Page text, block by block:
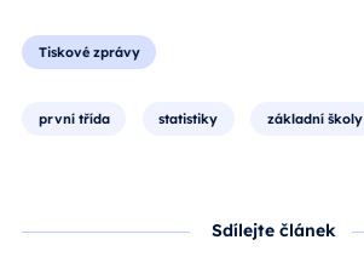
Tiskové zprávy
první třída statistiky základní školy
Sdílejte článek